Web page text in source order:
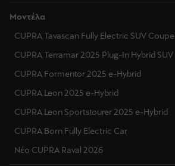
Μοντέλα
CUPRA Tavascan Fully Electric SUV Coupe
CUPRA Terramar 2025 Plug-In Hybrid SUV
CUPRA Formentor 2025 e-Hybrid
CUPRA Leon 2025 e-Hybrid
CUPRA Leon Sportstourer 2025 e-Hybrid
CUPRA Born Fully Electric Car
Νέο CUPRA Raval 2026